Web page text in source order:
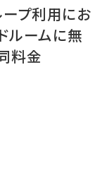
ープ利用にお
ルームに無
料金